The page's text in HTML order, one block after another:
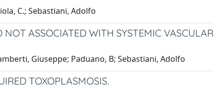
C.; Sebastiani, Adolfo
ASSOCIATED WITH SYSTEMIC VASCULAR
Giuseppe; Paduano, B; Sebastiani, Adolfo
TOXOPLASMOSIS.